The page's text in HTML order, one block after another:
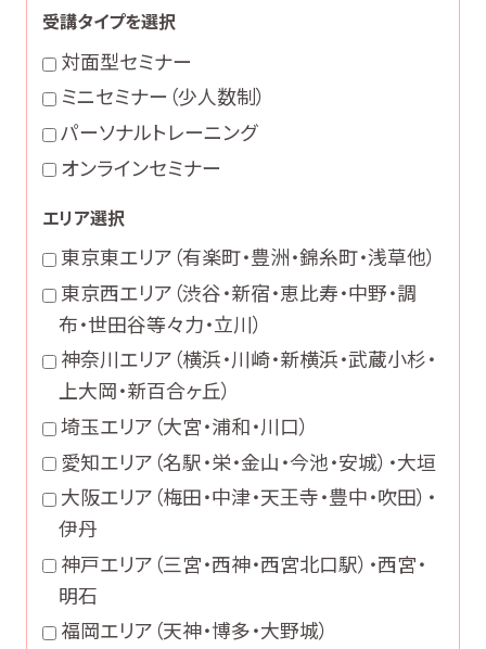
受講タイプを選択
対面型セミナー
ミニセミナー（少人数制）
パーソナルトレーニング
オンラインセミナー
エリア選択
東京東エリア（有楽町・豊洲・錦糸町・浅草他）
東京西エリア（渋谷・新宿・恵比寿・中野・調
布・世田谷等々力・立川）
神奈川エリア（横浜・川崎・新横浜・武蔵小杉・
上大岡・新百合ヶ丘）
埼玉エリア（大宮・浦和・川口）
愛知エリア（名駅・栄・金山・今池・安城）・大垣
大阪エリア（梅田・中津・天王寺・豊中・吹田）・
伊丹
神戸エリア（三宮・西神・西宮北口駅）・西宮・
明石
福岡エリア（天神・博多・大野城）